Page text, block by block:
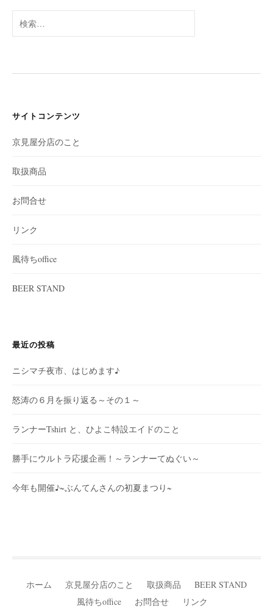
ブ
索:
サイトコンテンツ
京見屋分店のこと
取扱商品
お問合せ
リンク
風待ちoffice
BEER STAND
最近の投稿
ニシマチ夜市、はじめます♪
怒涛の６月を振り返る～その１～
ランナーTshirt と、ひよこ特設エイドのこと
勝手にウルトラ応援企画！～ランナーてぬぐい～
今年も開催♪~ぶんてんさんの初夏まつり~
ホーム 京見屋分店のこと 取扱商品
BEER STAND
風待ちoffice
お問合せ リンク